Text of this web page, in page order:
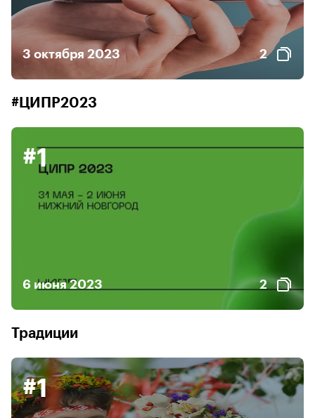
3 октября 2023 2
#ЦИПР2023
#1
6 июня 2023 2
Традиции
#1